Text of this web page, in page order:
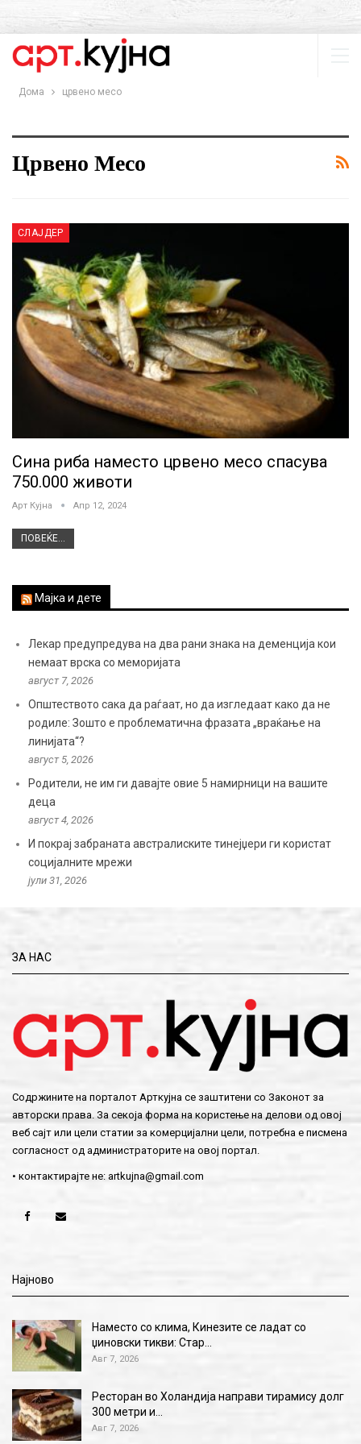
Дома црвено месо
Црвено Месо
СЛАЈДЕР
Сина риба наместо црвено месо спасува
750.000 животи
Арт Кујна Апр 12, 2024
ПОВЕЌЕ...
Мајка и дете
Лекар предупредува на два рани знака на деменција кои
немаат врска со меморијата
август 7, 2026
Општеството сака да раѓаат, но да изгледаат како да не
родиле: Зошто е проблематична фразата „враќање на
линијата“?
август 5, 2026
Родители, не им ги давајте овие 5 намирници на вашите
деца
август 4, 2026
И покрај забраната австралиските тинејџери ги користат
социјалните мрежи
јули 31, 2026
ЗА НАС
Содржините на порталот Арткујна се заштитени со Законот за
авторски права. За секоја форма на користење на делови од овој
веб сајт или цели статии за комерцијални цели, потребна е писмена
согласност од администраторите на овој портал.
• контактирајте не: artkujna@gmail.com
Најново
Наместо со клима, Кинезите се ладат со
џиновски тикви: Стар…
Авг 7, 2026
Ресторан во Холандија направи тирамису долг
300 метри и…
Авг 7, 2026